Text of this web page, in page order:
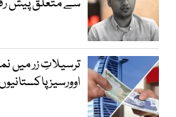
سے متعلق پیش
ترسیلاتِ زر میں
اوورسیز